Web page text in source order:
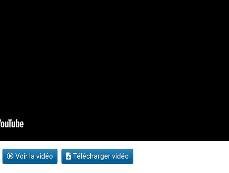
Voir la vidéo Télécharger vidéo